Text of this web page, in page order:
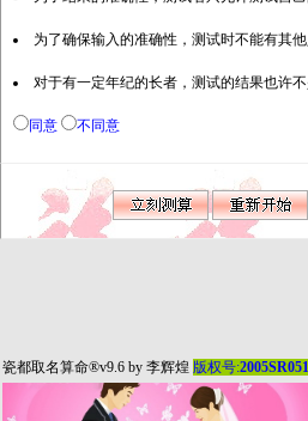
为了确保输入的准确性，测试时不能有其
对于有一定年纪的长者，测试的结果也许
同意 不同意
瓷都取名算命®v9.6 by 李辉煌 版权号: